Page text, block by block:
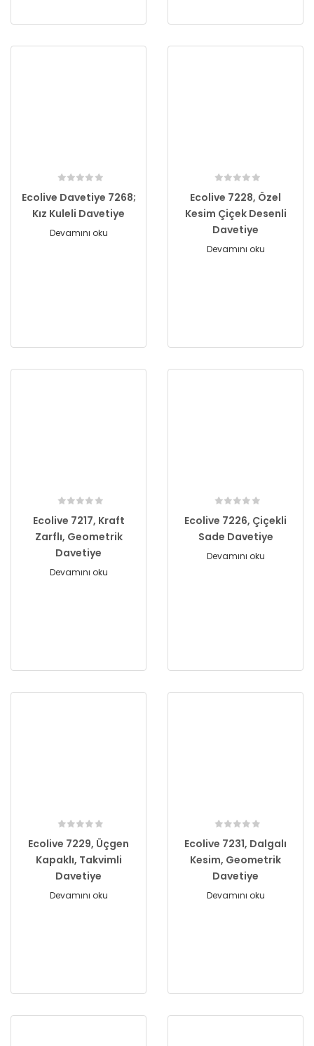
Ecolive Davetiye 7268;
Kız Kuleli Davetiye
Devamını oku
Ecolive 7228, Özel
Kesim Çiçek Desenli
Davetiye
Devamını oku
Ecolive 7217, Kraft
Zarflı, Geometrik
Davetiye
Devamını oku
Ecolive 7226, Çiçekli
Sade Davetiye
Devamını oku
Ecolive 7229, Üçgen
Kapaklı, Takvimli
Davetiye
Devamını oku
Ecolive 7231, Dalgalı
Kesim, Geometrik
Davetiye
Devamını oku